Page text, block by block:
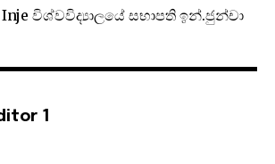
විශ්වවිද්‍යාලයේ සභාපති ඉන්.ජුන්චා
1